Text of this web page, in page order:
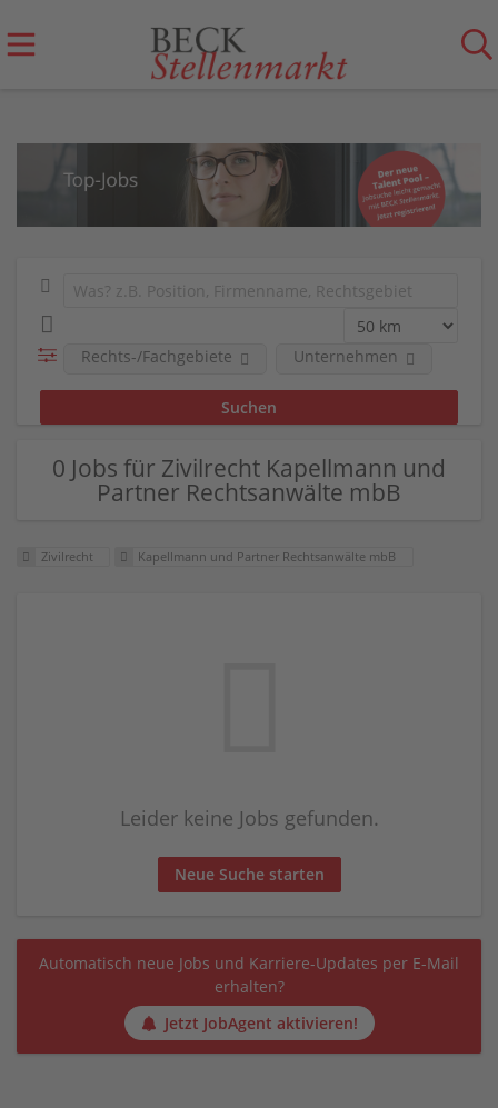
Rechts-/Fachgebiete Unternehmen
0 Jobs für Zivilrecht Kapellmann und
Partner Rechtsanwälte mbB
Zivilrecht Kapellmann und Partner Rechtsanwälte mbB
Leider keine Jobs gefunden.
Neue Suche starten
Automatisch neue Jobs und Karriere-Updates per E-Mail
erhalten?
Jetzt JobAgent aktivieren!